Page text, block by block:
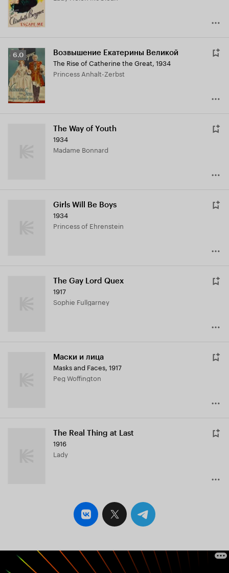
Рейтинг
Кинопоиска
6.0
6.0 Возвышение Екатерины Великой
The Rise of Catherine the Great, 1934
Princess Anhalt-Zerbst
The Way of Youth
1934
Madame Bonnard
Girls Will Be Boys
1934
Princess of Ehrenstein
The Gay Lord Quex
1917
Sophie Fullgarney
Маски и лица
Masks and Faces, 1917
Peg Woffington
The Real Thing at Last
1916
Lady